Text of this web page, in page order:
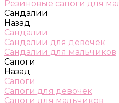
Резиновые сапоги для
Сандалии
Назад
Сандалии
Сандалии для девочек
Сандалии для мальчиков
Сапоги
Назад
Сапоги
Сапоги для девочек
Сапоги для мальчиков